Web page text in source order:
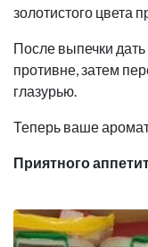
золотистого цвета
После выпечки
противне, затем
глазурью.
Теперь ваше
Приятного